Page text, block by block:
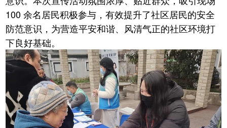
100 余名居民积极参与，有效提升了社区居民的安全
防范意识，为营造平安和谐、风清气正的社区环境打
下良好基础。